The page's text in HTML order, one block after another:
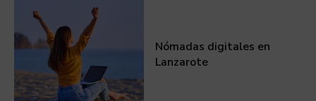
Nómadas digitales en
Lanzarote